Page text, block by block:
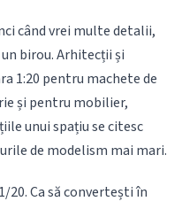
când vrei multe detalii,
birou. Arhitecții și
1:20 pentru machete de
și pentru mobilier,
unui spațiu se citesc
de modelism mai mari.
20. Ca să convertești în